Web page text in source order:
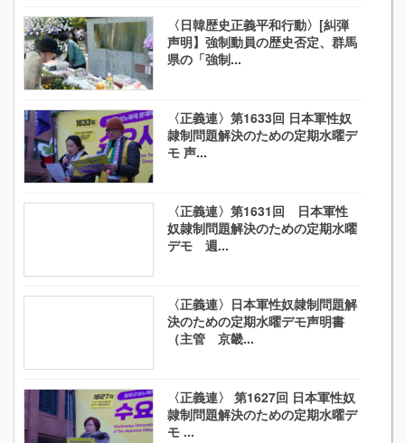
〈日韓歴史正義平和行動〉[糾弾
声明】強制動員の歴史否定、群馬
県の「強制...
〈正義連〉第1633回 日本軍性奴
隷制問題解決のための定期水曜デ
モ 声...
〈正義連〉第1631回 日本軍性
奴隷制問題解決のための定期水曜
デモ 週...
〈正義連〉日本軍性奴隷制問題解
決のための定期水曜デモ声明書
（主管 京畿...
〈正義連〉 第1627回 日本軍性奴
隷制問題解決のための定期水曜デ
モ ...